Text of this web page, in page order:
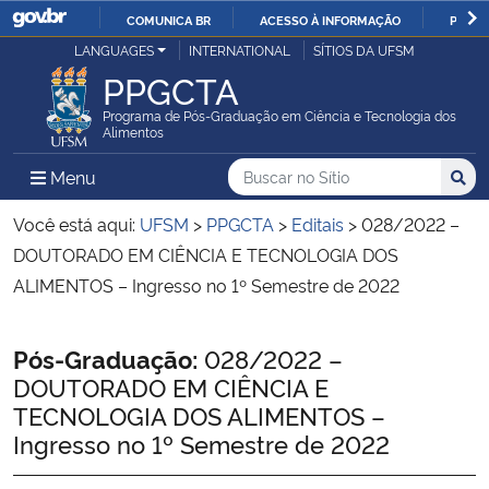
IR
O
COMUNICA BR ACESSO À INFORMAÇÃO
Ministério da Justiça e Segurança Pública
Ministério da Defesa
Ministério das Relações Exteriores
Ministério da Economia
Ministério da Agricultura, Pecuária e Abastecimento
Ministério da Educação
LANGUAGES INTERNATIONAL SÍTIOS DA UFSM
PPGCTA
Programa de Pós-Graduação em Ciência e Tecnologia dos
Alimentos
Menu Menu Principal do Sítio
Busca
Buscar no no Sítio
Busca:
Você está aqui: UFSM > PPGCTA > Editais >028/2022 –
DOUTORADO EM CIÊNCIA E TECNOLOGIA DOS
ALIMENTOS – Ingresso no 1º Semestre de 2022
Início do conteúdo
Pós-Graduação: 028/2022 –
DOUTORADO EM CIÊNCIA E
TECNOLOGIA DOS ALIMENTOS –
Ingresso no 1º Semestre de 2022